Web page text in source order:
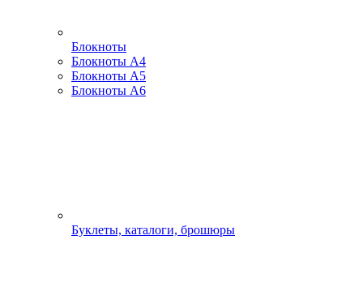
Блокноты
Блокноты А4
Блокноты А5
Блокноты А6
Буклеты, каталоги, брошюры